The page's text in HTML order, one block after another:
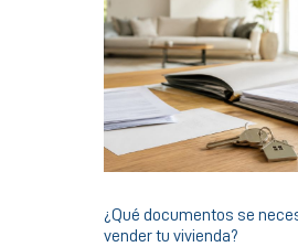
¿Qué documentos se
vender tu vivienda?